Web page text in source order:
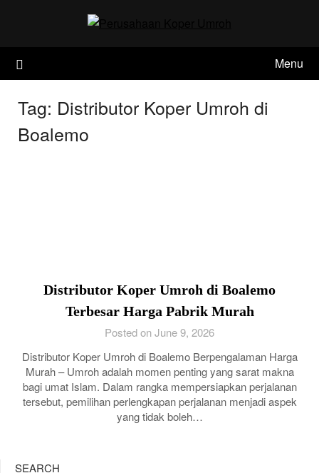
Menu
Tag: Distributor Koper Umroh di
Boalemo
Distributor Koper Umroh di Boalemo
Terbesar Harga Pabrik Murah
Posted on June 9, 2026
Distributor Koper Umroh di Boalemo Berpengalaman Harga
Murah – Umroh adalah momen penting yang sarat makna
bagi umat Islam. Dalam rangka mempersiapkan perjalanan
tersebut, pemilihan perlengkapan perjalanan menjadi aspek
yang tidak boleh…
SEARCH